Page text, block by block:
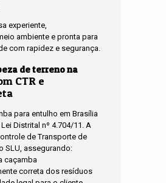
experiente,
ambiente e pronta para
com rapidez e segurança.
de terreno na
CTR e
para entulho em Brasília
Distrital nº 4.704/11. A
de Transporte de
SLU, assegurando:
caçamba
correta dos resíduos